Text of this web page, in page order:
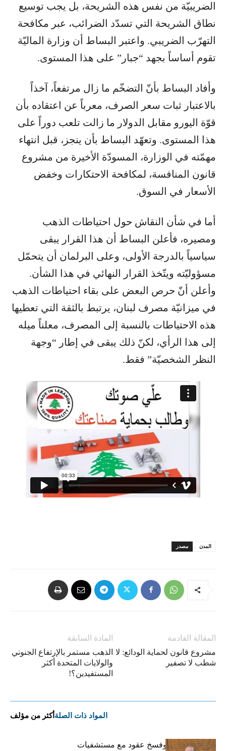
الضريبيّة من نفس هذه الشريحة، بل يجب توسيع
نطاق الشريحة التي تسدّد الضرائب، عبر مكافحة
التهرّب الضريبي. واعتبر البساط أن وزارة الماليّة
تقوم أساساً بجهد “جبار” على هذا المستوى.
وأفاد البساط بأنّ التضخّم ما زال مرتفعاً، آخذاً
بالاعتبار ثبات سعر الصرف، معرباً عن اعتقاده بأن
قوّة اليورو مقابل الدولار ما زالت تلعب دوراً على
هذا المستوى. وتعهّد البساط بأن ينجز، قبل انتهاء
مهمّته في الوزارة، المسودّة الأخيرة من مشروع
قانون المنافسة، لمكافحة الاحتكارات وخفض
الأسعار في السوق.
أما في شأن النقاش حول احتياطات الذهب
ومصيره، فأعلن البساط أن هذا القرار يبقى
سياسياً بالدرجة الأولى، وعلى البرلمان أن يتحمّل
مسؤوليّته ويتّخذ القرار النهائي في هذا الشأن.
وأعلن أنّ حرص البعض على بقاء احتياطات الذهب
في ميزانيّة مصرف لبنان، يرتبط بالثقة التي تعطيها
هذه الاحتياطات بالنسبة إلى المصرف، معلناً ميله
إلى هذا الرأي، لكنّ ذلك يبقى في إطار “وجهة
النظر الشخصيّة” فقط.
مصدر المدن
المادة السابقة
الذهب مستمر بالإرتفاع الجنوني
والولايات المتحدة أكثر
المستفيدين؟!
المقالة القادمة
مشروع قانون لحماية الودائع: لا
شطب لا تصفير
المواد ذات الصلة أكثر من مؤلف
كركي: إنذارات وفسخ عقود مع مستشفيات